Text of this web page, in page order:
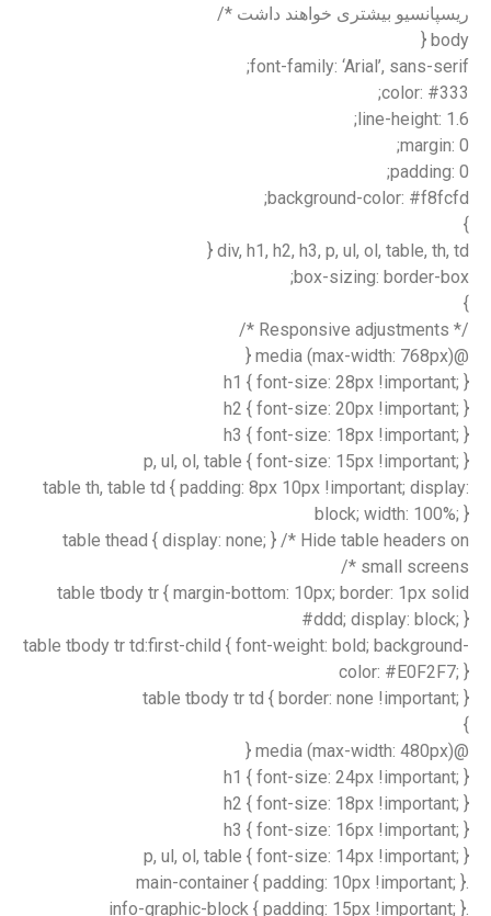
ریسپانسیو بیشتری خواهند داشت */
body {
font-family: ‘Arial’, sans-serif;
color: #333;
line-height: 1.6;
margin: 0;
padding: 0;
background-color: #f8fcfd;
}
div, h1, h2, h3, p, ul, ol, table, th, td {
box-sizing: border-box;
}
/* Responsive adjustments */
@media (max-width: 768px) {
h1 { font-size: 28px !important; }
h2 { font-size: 20px !important; }
h3 { font-size: 18px !important; }
p, ul, ol, table { font-size: 15px !important; }
table th, table td { padding: 8px 10px !important; display:
block; width: 100%; }
table thead { display: none; } /* Hide table headers on
small screens */
table tbody tr { margin-bottom: 10px; border: 1px solid
#ddd; display: block; }
table tbody tr td:first-child { font-weight: bold; background-
color: #E0F2F7; }
table tbody tr td { border: none !important; }
}
@media (max-width: 480px) {
h1 { font-size: 24px !important; }
h2 { font-size: 18px !important; }
h3 { font-size: 16px !important; }
p, ul, ol, table { font-size: 14px !important; }
.main-container { padding: 10px !important; }
.info-graphic-block { padding: 15px !important; }